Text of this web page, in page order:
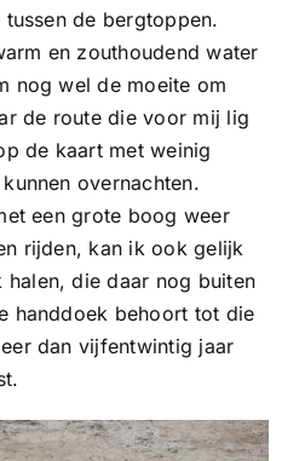
de bergtoppen.
en zouthoudend water
nog wel de moeite om
de route die voor mij lig
de kaart met weinig
overnachten.
een grote boog weer
rijden, kan ik ook gelijk
halen, die daar nog buiten
handdoek behoort tot die
dan vijfentwintig jaar